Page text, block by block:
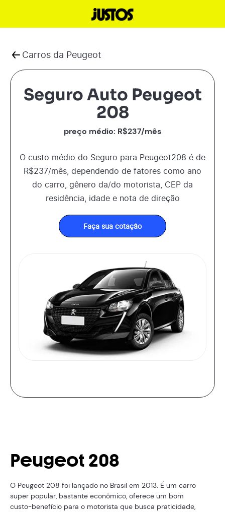
Carros da Peugeot
Seguro Auto Peugeot
208
preço médio: R$237/mês
O custo médio do Seguro para Peugeot208 é de
R$237/mês, dependendo de fatores como ano
do carro, gênero da/do motorista, CEP da
residência, idade e nota de direção
Faça sua cotação
Peugeot 208
O Peugeot 208 foi lançado no Brasil em 2013. É um carro
super popular, bastante econômico, oferece um bom
custo-benefício para o motorista que busca praticidade,